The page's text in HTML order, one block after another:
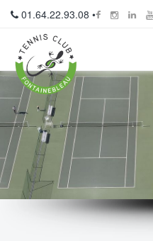
01.64.22.93.08 •